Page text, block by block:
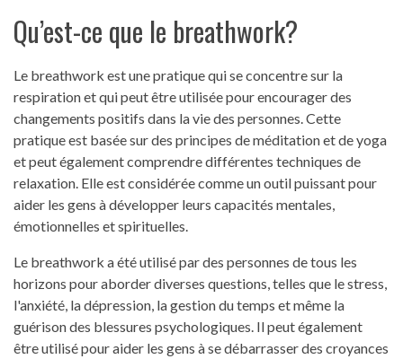
Qu’est-ce que le breathwork?
Le breathwork est une pratique qui se concentre sur la
respiration et qui peut être utilisée pour encourager des
changements positifs dans la vie des personnes. Cette
pratique est basée sur des principes de méditation et de yoga
et peut également comprendre différentes techniques de
relaxation. Elle est considérée comme un outil puissant pour
aider les gens à développer leurs capacités mentales,
émotionnelles et spirituelles.
Le breathwork a été utilisé par des personnes de tous les
horizons pour aborder diverses questions, telles que le stress,
l'anxiété, la dépression, la gestion du temps et même la
guérison des blessures psychologiques. Il peut également
être utilisé pour aider les gens à se débarrasser des croyances